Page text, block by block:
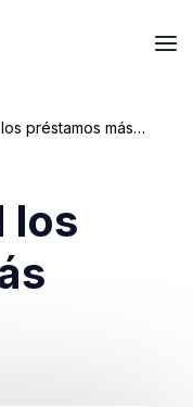
CREDITOZEN los préstamos más seguros
los